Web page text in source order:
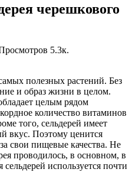
черешкового
5.3к.
полезных растений. Без
и образ жизни в целом.
целым рядом
количество витаминов
того, сельдерей имеет
вкус. Поэтому ценится
свои пищевые качества. Не
проводилось, в основном, в
используется почти